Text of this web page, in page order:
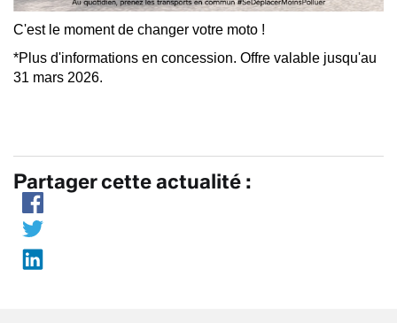
C'est le moment de changer votre moto !
*Plus d'informations en concession. Offre valable jusqu'au
31 mars 2026.
Partager cette actualité :